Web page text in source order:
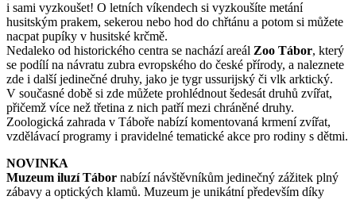
i sami vyzkoušet! O letních víkendech si vyzkoušíte metání
husitským prakem, sekerou nebo hod do chřtánu a potom si můžete
nacpat pupíky v husitské krčmě.
Nedaleko od historického centra se nachází areál Zoo Tábor, který
se podílí na návratu zubra evropského do české přírody, a naleznete
zde i další jedinečné druhy, jako je tygr ussurijský či vlk arktický.
V současné době si zde můžete prohlédnout šedesát druhů zvířat,
přičemž více než třetina z nich patří mezi chráněné druhy.
Zoologická zahrada v Táboře nabízí komentovaná krmení zvířat,
vzdělávací programy i pravidelné tematické akce pro rodiny s dětmi.
NOVINKA
Muzeum iluzí Tábor nabízí návštěvníkům jedinečný zážitek plný
zábavy a optických klamů. Muzeum je unikátní především díky